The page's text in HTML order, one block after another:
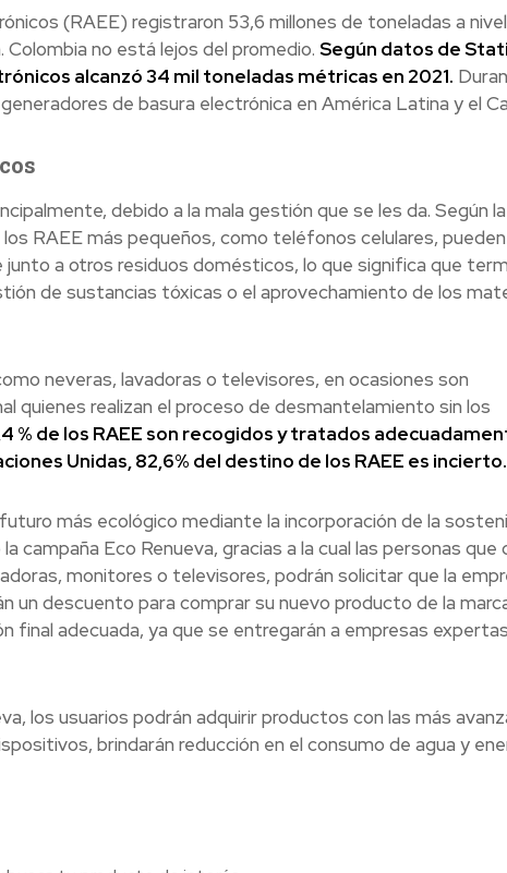
(RAEE) registraron 53,6 millones de toneladas a nivel
Colombia no está lejos del promedio. Según datos de
alcanzó 34 mil toneladas métricas en 2021.
de basura electrónica en América Latina y el
debido a la mala gestión que se les da. Según la
RAEE más pequeños, como teléfonos celulares, pueden
junto a otros residuos domésticos, lo que significa que
de sustancias tóxicas o el aprovechamiento de los
neveras, lavadoras o televisores, en ocasiones son
quienes realizan el proceso de desmantelamiento sin los
% de los RAEE son recogidos y tratados
Unidas, 82,6% del destino de los RAEE es incierto.
más ecológico mediante la incorporación de la
campaña Eco Renueva, gracias a la cual las personas que
monitores o televisores, podrán solicitar que la
un descuento para comprar su nuevo producto de la
final adecuada, ya que se entregarán a empresas
los usuarios podrán adquirir productos con las más
brindarán reducción en el consumo de agua y